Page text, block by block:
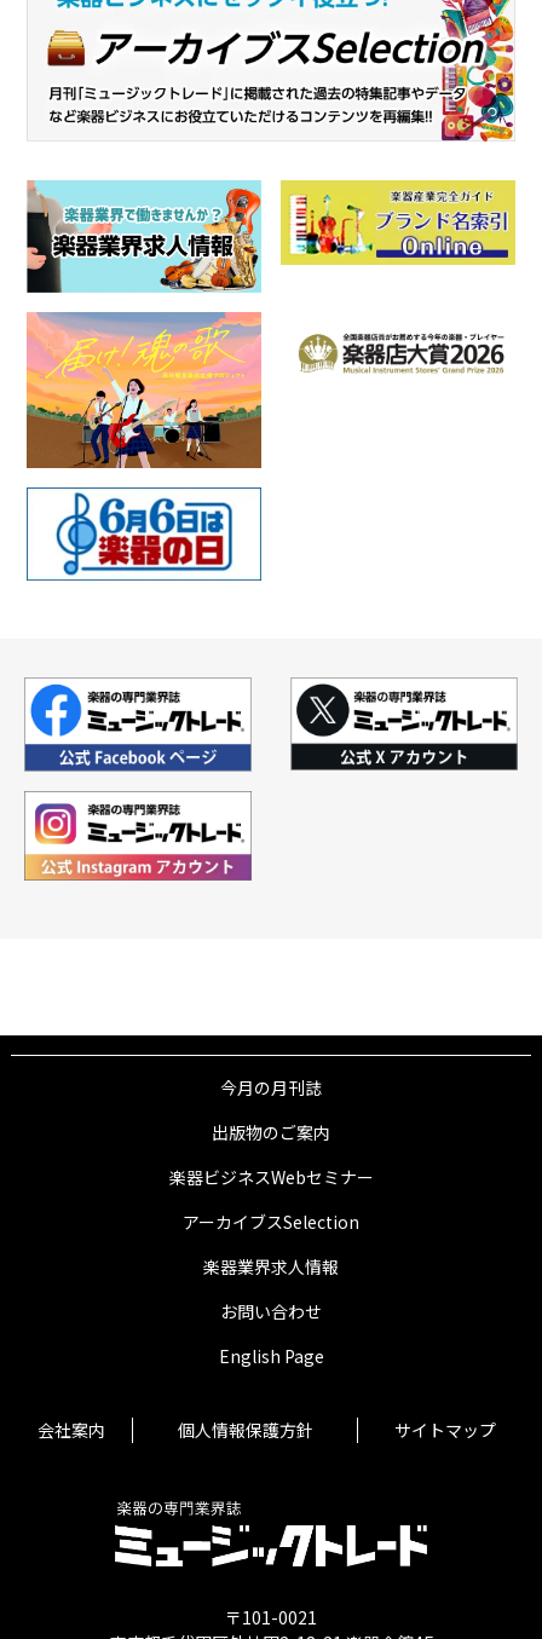
〒101-0021
今月の月刊誌
出版物のご案内
楽器ビジネスWebセミナー
アーカイブスSelection
楽器業界求人情報
お問い合わせ
English Page
会社案内 個人情報保護方針 サイトマップ